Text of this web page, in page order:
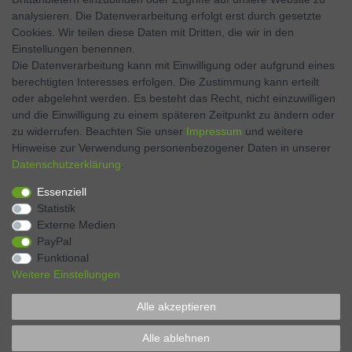
Twitter
Instagram
VERTRAG WIDERRUFEN Kontakt
Zahlen Sie bequem per
* Preise verstehen sich inkl. MwSt., zzgl. Pfand, zzgl. Versand
analysieren. Die Datenverarbeitung erfolgt erst durch gesetzte
Cookies. Wir teilen diese Daten mit Dritten, die wir in den
Einstellungen benennen.
Die Datenverarbeitung kann mit Einwilligung oder aufgrund eines
berechtigten Interesses erfolgen. Die Zustimmung kann erteilt
oder abgelehnt werden. Es besteht das Recht, nicht einzuwilligen
und die Einwilligung zu einem späteren Zeitpunkt zu ändern oder
zu widerrufen. Beachten Sie unser Impressum und weitere
Hinweise zur Verwendung personenbezogener Daten in unserer
Daten­schutz­erklärung
Essenziell
Statistik
Externe Medien
PayPal
Funktional
Weitere Einstellungen
Alle akzeptieren
Alle ablehnen